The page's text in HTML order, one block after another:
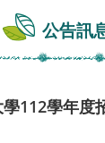
公告訊
112學年度